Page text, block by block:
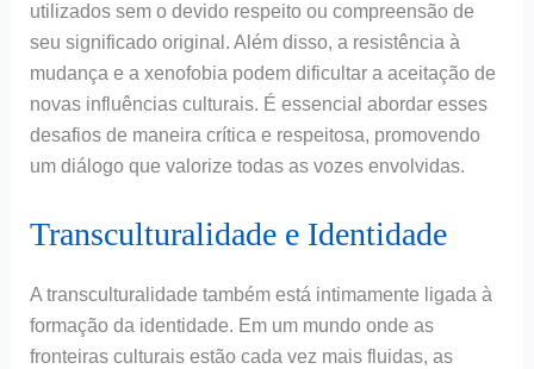
utilizados sem o devido respeito ou compreensão de
seu significado original. Além disso, a resistência à
mudança e a xenofobia podem dificultar a aceitação de
novas influências culturais. É essencial abordar esses
desafios de maneira crítica e respeitosa, promovendo
um diálogo que valorize todas as vozes envolvidas.
Transculturalidade e Identidade
A transculturalidade também está intimamente ligada à
formação da identidade. Em um mundo onde as
fronteiras culturais estão cada vez mais fluidas, as